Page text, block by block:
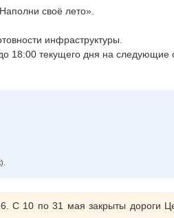
GDS
своё лето».
инфраструктуры.
18:00 текущего дня на следующие
С 10 по 31 мая закрыты дороги